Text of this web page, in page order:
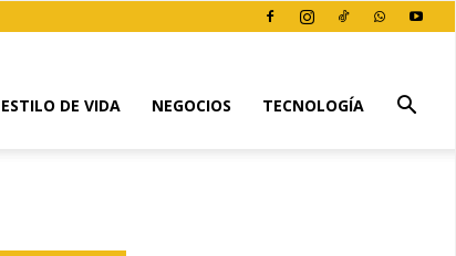
ESTILO DE VIDA NEGOCIOS TECNOLOGÍA